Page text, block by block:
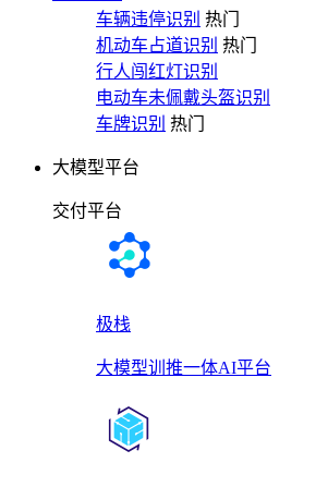
车辆违停识别 热门
机动车占道识别 热门
行人闯红灯识别
电动车未佩戴头盔识别
车牌识别 热门
大模型平台
交付平台
极栈
大模型训推一体AI平台